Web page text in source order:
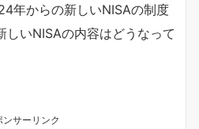
年からの新しいNISAの制度
しいNISAの内容はどうなって
ンサーリンク